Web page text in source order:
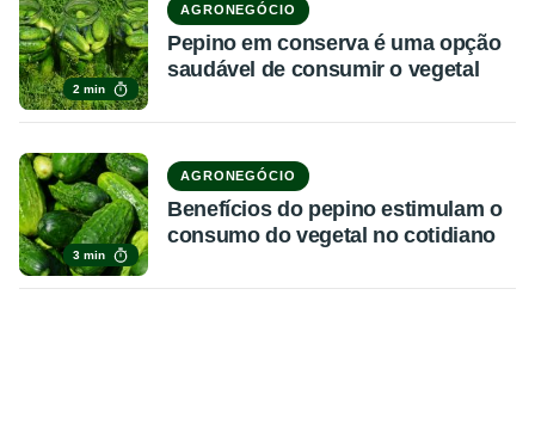
2 min
AGRONEGÓCIO
Pepino em conserva é uma opção
saudável de consumir o vegetal
3 min
AGRONEGÓCIO
Benefícios do pepino estimulam o
consumo do vegetal no cotidiano